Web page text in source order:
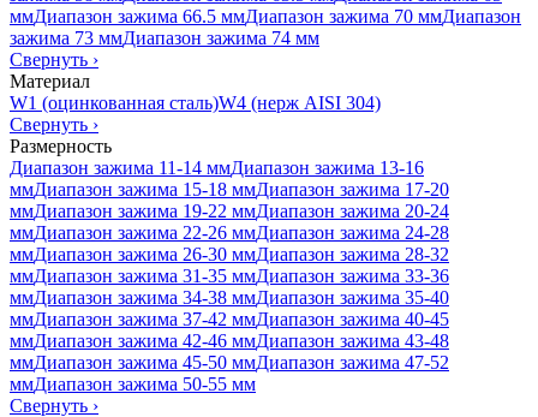
ммДиапазон зажима 66.5 ммДиапазон зажима 70 ммДиапазон
зажима 73 ммДиапазон зажима 74 мм
Свернуть ›
Материал
W1 (оцинкованная сталь)W4 (нерж AISI 304)
Свернуть ›
Размерность
Диапазон зажима 11-14 ммДиапазон зажима 13-16
ммДиапазон зажима 15-18 ммДиапазон зажима 17-20
ммДиапазон зажима 19-22 ммДиапазон зажима 20-24
ммДиапазон зажима 22-26 ммДиапазон зажима 24-28
ммДиапазон зажима 26-30 ммДиапазон зажима 28-32
ммДиапазон зажима 31-35 ммДиапазон зажима 33-36
ммДиапазон зажима 34-38 ммДиапазон зажима 35-40
ммДиапазон зажима 37-42 ммДиапазон зажима 40-45
ммДиапазон зажима 42-46 ммДиапазон зажима 43-48
ммДиапазон зажима 45-50 ммДиапазон зажима 47-52
ммДиапазон зажима 50-55 мм
Свернуть ›